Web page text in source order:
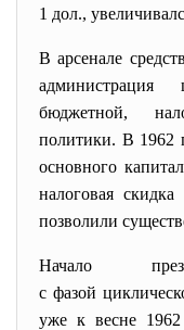
1 дол.,
В арсенале
администрация
бюджетной,
политики. В 1962
основного
налоговая
позволили
Начало
с фазой
уже к весне 1962